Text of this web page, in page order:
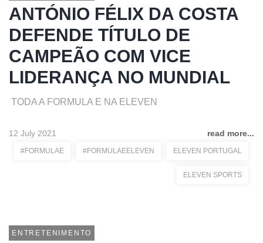
ANTÓNIO FÉLIX DA COSTA
DEFENDE TÍTULO DE
CAMPEÃO COM VICE
LIDERANÇA NO MUNDIAL
TODA A FORMULA E NA ELEVEN
12 July 2021 read more...
#FORMULAE #FORMULAEELEVEN ELEVEN PORTUGAL
ELEVEN SPORTS
ENTRETENIMENTO